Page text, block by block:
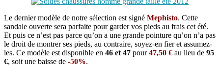
Le dernier modèle de notre sélection est signé Mephisto. Cette
sandale ouverte sera parfaite pour garder vos pieds au frais cet été.
Et puis ce n’est pas parce qu’on a une grande pointure qu’on n’a pas
le droit de montrer ses pieds, au contraire, soyez-en fier et assumez-
les. Ce modèle est disponible en 46 et 47 pour47,50 € au lieu de 95
€, soit une baisse de -50%.